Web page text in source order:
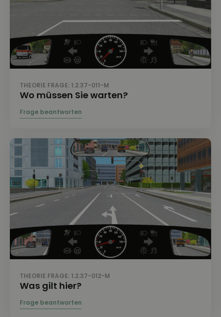
THEORIE FRAGE: 1.2.37-011-M
Wo müssen Sie warten?
THEORIE FRAGE: 1.2.37-012-M
Was gilt hier?